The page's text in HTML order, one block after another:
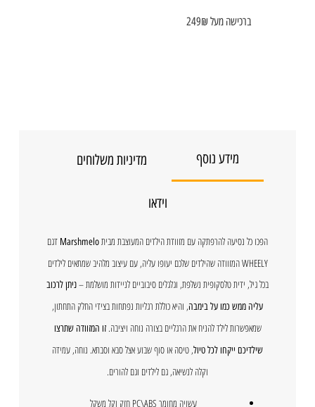
ברכישה מעל 249₪
מידע נוסף מדיניות משלוחים
וידאו
הפכו כל נסיעה להרפתקה עם מזוודת הילדים המעוצבת מביתMarshmelo דגם
WHEELY המזוודה שהילדים שלכם יעופו עליה, עם עיצוב מלהיב שמתאים לילדים
בכל גיל, ידית טלסקופית נשלפת, וגלגלים סיבוביים לניידות מושלמת –ניתן לרכוב
עליה ממש כמו על בימבה, והיא כוללת רגליות נפתחות בצידי החלק התחתון,
שמאפשרות לילד להניח את הרגליים בצורה נוחה ויציבה.זו המזוודה שתרצו
שילדיכם ייקחו לכל טיול, טיסה או סוף שבוע אצל סבא וסבתא. נוחה, עמידה
וקלה לנשיאה, גם לילדים וגם להורים.
עשויה מחומר PC\ABS חזק וקל משקל